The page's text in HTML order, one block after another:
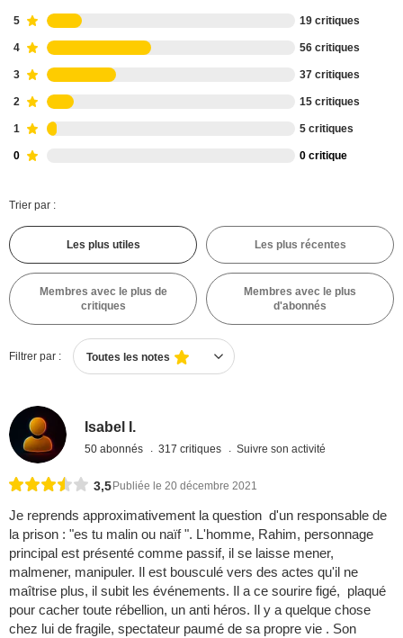
5 19 critiques
4 56 critiques
3 37 critiques
2 15 critiques
1 5 critiques
0 0 critique
Trier par :
Les plus utiles Les plus récentes
Membres avec le plus de
critiques
Membres avec le plus
d'abonnés
Filtrer par : Toutes les notes
Isabel I.
50 abonnés 317 critiques Suivre son activité
3,5 Publiée le 20 décembre 2021
Je reprends approximativement la question d'un responsable de
la prison : "es tu malin ou naïf ". L'homme, Rahim, personnage
principal est présenté comme passif, il se laisse mener,
malmener, manipuler. Il est bousculé vers des actes qu'il ne
maîtrise plus, il subit les événements. Il a ce sourire figé, plaqué
pour cacher toute rébellion, un anti héros. Il y a quelque chose
chez lui de fragile, spectateur paumé de sa propre vie . Son